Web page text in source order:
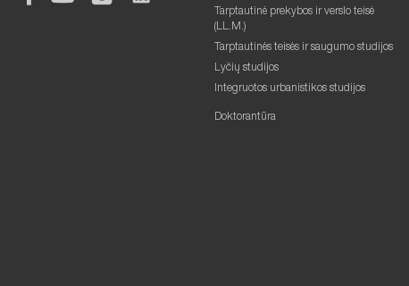
Tarptautinė prekybos ir verslo teisė
(LL.M.)
Tarptautinės teisės ir saugumo studijos
Lyčių studijos
Integruotos urbanistikos studijos
Doktorantūra